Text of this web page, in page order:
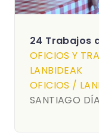
24 Trabajos
OFICIOS Y
LANBIDEAK
OFICIOS /
SANTIAGO